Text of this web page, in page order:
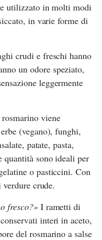
utilizzato in molti modi
in varie forme di
crudi e freschi hanno
un odore speziato,
leggermente
viene
(vegano), funghi,
patate, pasta,
quantità sono ideali per
o pasticcini. Con
crude.
fresco? I rametti di
interi in aceto,
del rosmarino a salse